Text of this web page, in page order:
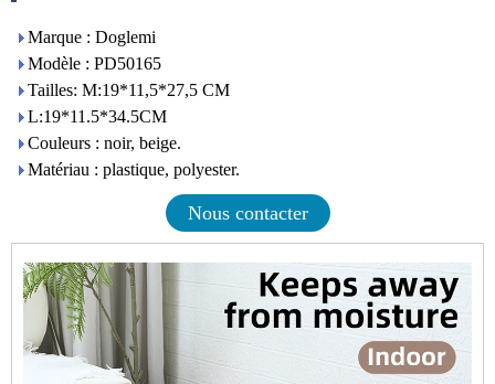
Marque : Doglemi
Modèle : PD50165
Tailles: M:19*11,5*27,5 CM
L:19*11.5*34.5CM
Couleurs : noir, beige.
Matériau : plastique, polyester.
Nous contacter